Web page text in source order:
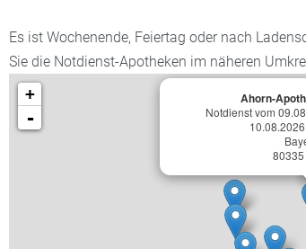
Es ist Wochenende, Feiertag oder nach
Sie die Notdienst-Apotheken im näheren
Ahorn-
Notdienst vom
+
-